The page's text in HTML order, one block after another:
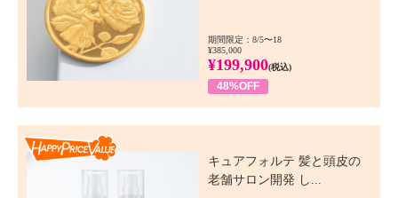
期間限定：8/5〜18
¥385,000
¥199,900(税込)
48%OFF
キュアフォルテ 髪と頭皮の
老舗サロン開発 し...